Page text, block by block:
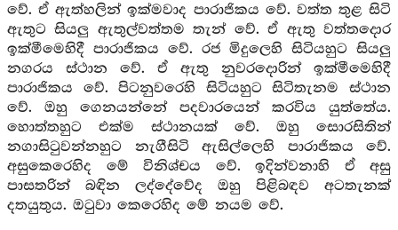
වේ. ඒ ඇත්හලින් ඉක්මවාද පාරාජිකය වේ. වත්ත තුළ සිටි
ඇතුට සියලු ඇතුල්වත්තම තැන් වේ. ඒ ඇතු වත්තදොර
ඉක්මීමෙහිදී පාරාජිකය වේ. රජ මිදුලෙහි සිටියහුට සියලු
නගරය ස්ථාන වේ. ඒ ඇතු නුවරදොරින් ඉක්මීමෙහිදී
පාරාජිකය වේ. පිටනුවරෙහි සිටියහුට සිටිතැනම ස්ථාන
වේ. ඔහු ගෙනයන්නේ පදවාරයෙන් කරවිය යුත්තේය.
හොත්තහුට එක්ම ස්ථානයක් වේ. ඔහු සොරසිතින්
නගාසිටුවන්නහුට නැගීසිටි ඇසිල්ලෙහි පාරාජිකය වේ.
අසුකෙරෙහිද මේ විනිශ්චය වේ. ඉදින්වනාහි ඒ අසු
පාසතරින් බඳින ලද්දේවේද ඔහු පිළිබඳව අටතැනක්
දතයුතුය. ඔටුවා කෙරෙහිද මේ නයම වේ.